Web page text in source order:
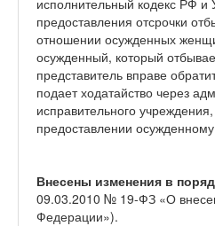
исполнительный кодекс РФ и
предоставления отсрочки
отношении осужденных
осужденный, который
представитель вправе
подает ходатайство через
исправительного
предоставлении
Внесены изменения в
09.03.2010 № 19-ФЗ «О
Федерации»).